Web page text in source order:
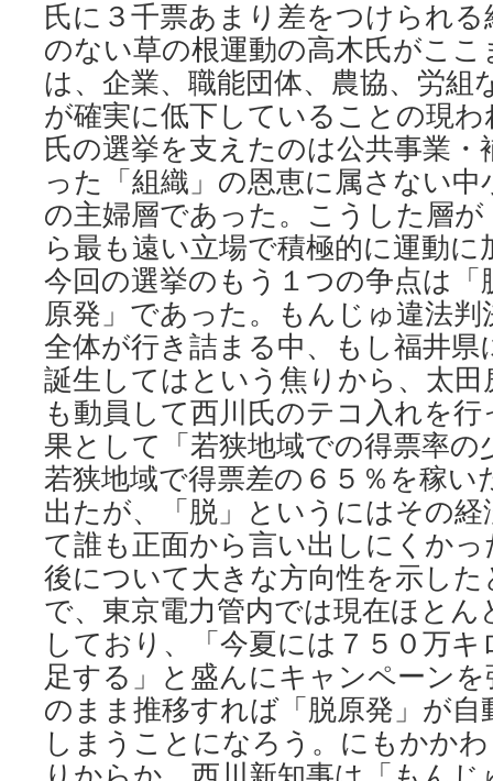
氏に３千票あまり差をつけられ
のない草の根運動の高木氏がこ
は、企業、職能団体、農協、労組
が確実に低下していることの現
氏の選挙を支えたのは公共事業・
った「組織」の恩恵に属さない
の主婦層であった。こうした層が
ら最も遠い立場で積極的に運動
今回の選挙のもう１つの争点は
原発」であった。もんじゅ違法
全体が行き詰まる中、もし福井県
誕生してはという焦りから、太田
も動員して西川氏のテコ入れを
果として「若狭地域での得票率の
若狭地域で得票差の６５％を稼い
出たが、「脱」というにはその
て誰も正面から言い出しにくか
後について大きな方向性を示し
で、東京電力管内では現在ほと
しており、「今夏には７５０万
足する」と盛んにキャンペーン
のまま推移すれば「脱原発」が自
しまうことになろう。にもかか